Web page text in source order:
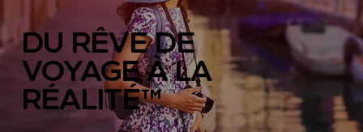
DU RÊVE DE
VOYAGE À LA
RÉALITÉ™